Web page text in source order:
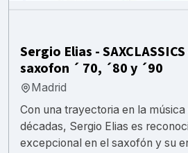
Sergio Elias -
saxofon ´ 70, ´80 y ´90
Madrid
Con una trayectoria en la música
décadas, Sergio Elias es
excepcional en el saxofón y su